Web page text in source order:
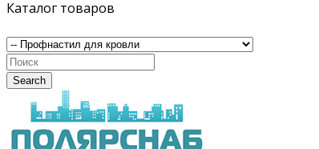
Каталог товаров
Search